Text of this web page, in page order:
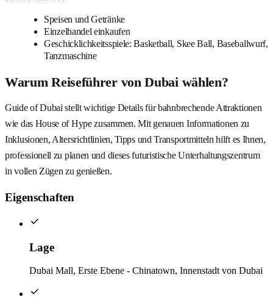
Speisen und Getränke
Einzelhandel einkaufen
Geschicklichkeitsspiele: Basketball, Skee Ball, Baseballwurf,
Tanzmaschine
Warum Reiseführer von Dubai wählen?
Guide of Dubai stellt wichtige Details für bahnbrechende Attraktionen
wie das House of Hype zusammen. Mit genauen Informationen zu
Inklusionen, Altersrichtlinien, Tipps und Transportmitteln hilft es Ihnen,
professionell zu planen und dieses futuristische Unterhaltungszentrum
in vollen Zügen zu genießen.
Eigenschaften
Lage
Dubai Mall, Erste Ebene - Chinatown, Innenstadt von Dubai